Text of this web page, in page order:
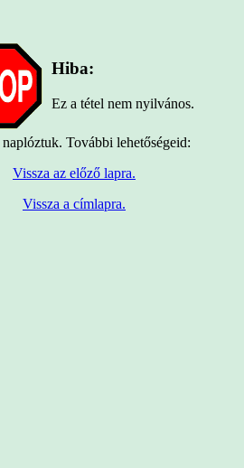
Hiba:
Ez a tétel nem nyilvános.
További lehetőségeid:
Vissza az előző lapra.
Vissza a címlapra.